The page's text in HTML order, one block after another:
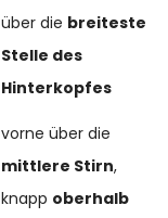
über die breiteste
Stelle des
Hinterkopfes
vorne über die
mittlere Stirn,
knapp oberhalb